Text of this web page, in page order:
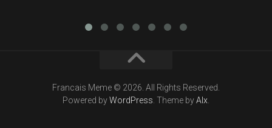
Francais Meme © 2026. All Rights Reserved.
Powered byWordPress . Theme byAlx